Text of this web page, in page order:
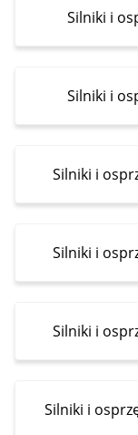
Silniki i
Silniki i
Silniki i
Silniki i
Silniki i
Silniki i